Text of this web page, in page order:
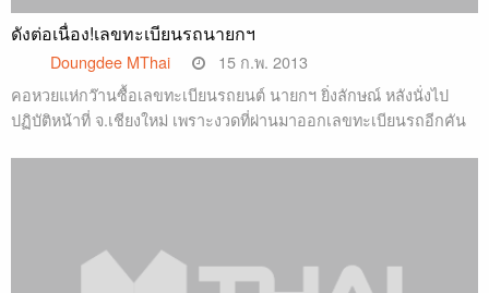
ดังต่อเนื่อง!เลขทะเบียนรถนายกฯ
Doungdee MThai
15 ก.พ. 2013
คอหวยแห่กว๊านซื้อเลขทะเบียนรถยนต์ นายกฯ ยิ่งลักษณ์ หลังนั่งไป
ปฏิบัติหน้าที่ จ.เชียงใหม่ เพราะงวดที่ผ่านมาออกเลขทะเบียนรถอีกคัน